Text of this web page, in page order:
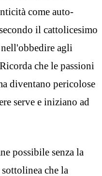
come auto-
il cattolicesimo
agli
che le passioni
diventano pericolose
serve e iniziano ad
possibile senza la
che la